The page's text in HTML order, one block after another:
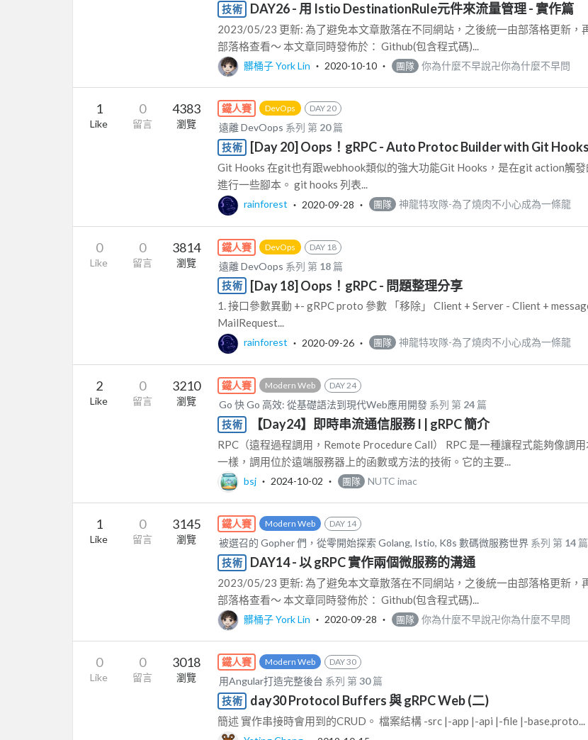
技術
DAY26 - 用 Istio DestinationRule元件來流量管理 - 實作篇
2023/05/23 更新: 為了避免本文章散落在不同網站，之後統一由部落格更新，
部落格查看～ 本文章同時發佈於： Github(包含程式碼)...
髒桶子 York Lin ‧ 2020-10-10 ‧ 團隊 你為什麼不早說卍你為什麼不早問
1
Like
0
留言
4383
瀏覽
鐵人賽 DevOps DAY 20
遠離 DevOops 系列 第 20篇
技術
[Day 20] Oops！gRPC - Auto Protoc Builder with Git Hooks
Git Hooks 在git也有跟webhook類似的強大功能Git Hooks，是在git action觸
進行一些腳本。 git hooks 列表...
rainforest ‧ 2020-09-28 ‧ 團隊 神龍特攻隊-為了燒肉不小心成為一條龍
0
Like
0
留言
3814
瀏覽
鐵人賽 DevOps DAY 18
遠離 DevOops 系列 第 18 篇
技術
[Day 18] Oops！gRPC - 問題整理分享
1. 接口參數異動 +- gRPC proto 參數 「移除」 Client + Server - Client +
MailRequest...
rainforest ‧ 2020-09-26 ‧ 團隊 神龍特攻隊-為了燒肉不小心成為一條龍
2
Like
0
留言
3210
瀏覽
鐵人賽 Modern Web DAY 24
Go 快 Go 高效: 從基礎語法到現代Web應用開發 系列 第 24 篇
技術
【Day24】即時串流通信服務 I | gRPC 簡介
RPC（遠程過程調用，Remote Procedure Call） RPC 是一種讓程式能夠像調
一樣，調用位於遠端服務器上的函數或方法的技術。它的主要...
bsj ‧ 2024-10-02 ‧ 團隊 NUTC imac
1
Like
0
留言
3145
瀏覽
鐵人賽 Modern Web DAY 14
被選召的 Gopher 們，從零開始探索 Golang, Istio, K8s 數碼微服務世界 系列 第 14 篇
技術
DAY14 - 以 gRPC 實作兩個微服務的溝通
2023/05/23 更新: 為了避免本文章散落在不同網站，之後統一由部落格更新，
部落格查看～ 本文章同時發佈於： Github(包含程式碼)...
髒桶子 York Lin ‧ 2020-09-28 ‧ 團隊 你為什麼不早說卍你為什麼不早問
0
Like
0
留言
3018
瀏覽
鐵人賽 Modern Web DAY 30
用Angular打造完整後台 系列 第30篇
技術
day30 Protocol Buffers 與 gRPC Web (二)
簡述 實作串接時會用到的CRUD。 檔案結構 -src |-app |-api |-file |-base.proto...